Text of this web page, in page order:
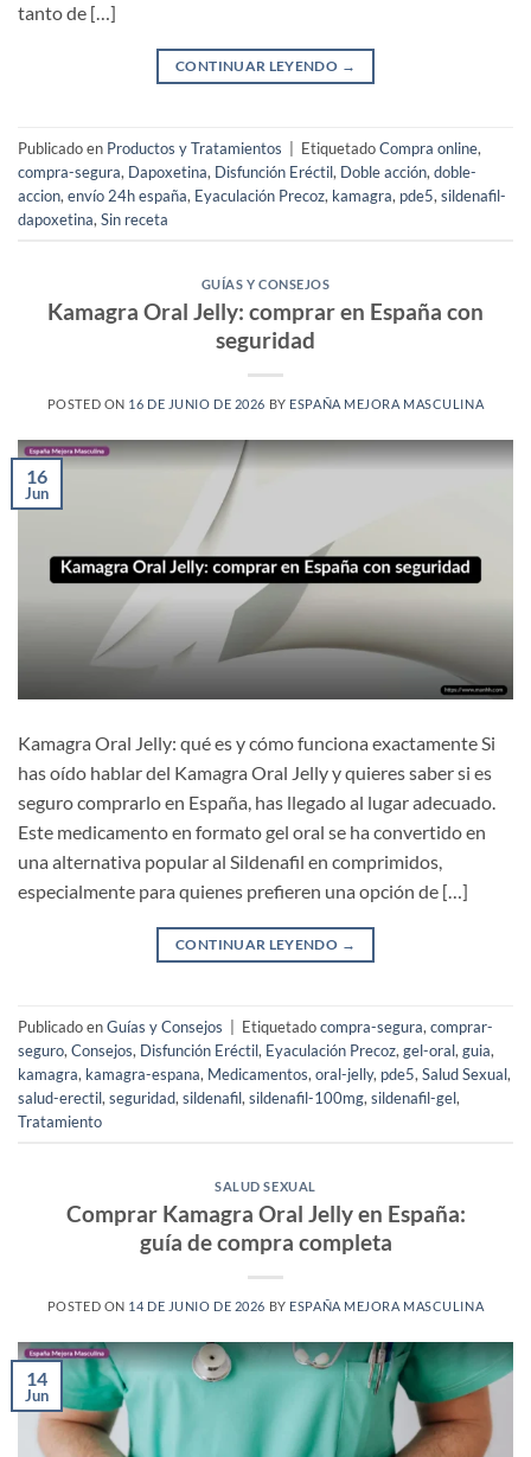
tanto de […]
CONTINUAR LEYENDO →
Publicado en Productos y Tratamientos | EtiquetadoCompra online,
compra-segura, Dapoxetina, Disfunción Eréctil, Doble acción, doble-
accion, envío 24h españa, Eyaculación Precoz, kamagra, pde5, sildenafil-
dapoxetina, Sin receta
GUÍAS Y CONSEJOS
Kamagra Oral Jelly: comprar en España con
seguridad
POSTED ON 16 DE JUNIO DE 2026 BY ESPAÑA MEJORA MASCULINA
16
Jun
Kamagra Oral Jelly: qué es y cómo funciona exactamente Si
has oído hablar del Kamagra Oral Jelly y quieres saber si es
seguro comprarlo en España, has llegado al lugar adecuado.
Este medicamento en formato gel oral se ha convertido en
una alternativa popular al Sildenafil en comprimidos,
especialmente para quienes prefieren una opción de […]
CONTINUAR LEYENDO →
Publicado enGuías y Consejos Etiquetadocompra-segura, comprar-
seguro, Consejos, Disfunción Eréctil, Eyaculación Precoz, gel-oral, guia,
kamagra, kamagra-espana, Medicamentos, oral-jelly, pde5, Salud Sexual,
salud-erectil, seguridad, sildenafil, sildenafil-100mg, sildenafil-gel,
Tratamiento
SALUD SEXUAL
Comprar Kamagra Oral Jelly en España:
guía de compra completa
POSTED ON 14 DE JUNIO DE 2026 BY ESPAÑA MEJORA MASCULINA
14
Jun